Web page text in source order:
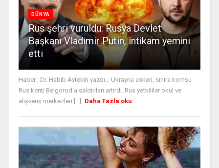
DÜNYA
Rus şehri vuruldu: Rusya Devlet
Başkanı Vladimir Putin, intikam yemini
etti
Haber : Dr. Habib Aytekin yazdı... Ukrayna askeri, sınıra komşu
Rus kenti Belgorod'a saldırıları artırdı. Rus yetkililer okul ve
alışveriş merkezleri [...]
Daha Fazla oku